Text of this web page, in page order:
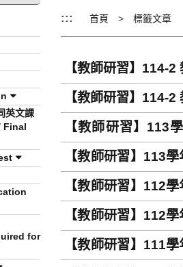
英文課
Final
for
::: 首頁 標籤文章
【教師研習】114-
【教師研習】114-
【教師研習】113
2025 CELT's
【教師研習】113
CELT's workshops
【教師研習】112
CELT's workshops
【教師研習】112
CELT's workshops
【教師研習】111
CELT's workshops